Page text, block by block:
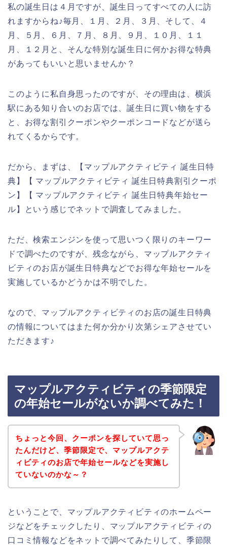
私の誕生日は４月ですが、誕生日ってすべての人に訪
れますからね♪毎月、１月、２月、３月、そして、４
月、５月、６月、７月、８月、９月、１０月、１１
月、１２月と、そんな特別な誕生日に何かお得な特典
があってもいいと思いませんか？
このように私自身思ったのですが、その理由は、横浜
駅にある知り合いのお店では、誕生日に買い物をする
と、お得な割引クーポンやクーポンコードなどが送ら
れてくるからです。
だから、まずは、【マップルアクティビティ 誕生日特
典】【 マップルアクティビティ 誕生日特典割引クーポ
ン】【 マップルアクティビティ 誕生日特典年始セー
ル】という感じでネットで調査してみました。
ただ、検索エンジンを使って思いつく限りのキーワー
ドで調べたのですが、残念ながら、マップルアクティ
ビティのお店が誕生日特典などでお得な年始セールを
実施しているかどうかは不明でした。
なので、マップルアクティビティのお店の誕生日特典
の情報についてはまた何か分かり次第シェアさせてい
ただきます♪
マップルアクティビティの季節限定
の年始セールがないか調べてみた！
ちょっと今回、クーポンを探していて思っ
たんだけど、季節限定で、マップルアクテ
ィビティのお店で年始セールなどを実施し
ていないのかな～？
ということで、マップルアクティビティのホームペー
ジなどをチェックしたり、マップルアクティビティの
口コミ情報などをネットで調べてみたりして、季節限